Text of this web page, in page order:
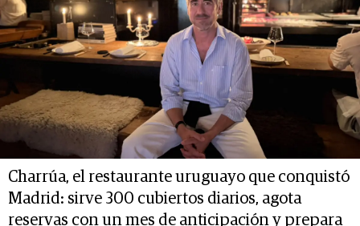
Charrúa, el restaurante uruguayo que conquistó
Madrid: sirve 300 cubiertos diarios, agota
reservas con un mes de anticipación y prepara